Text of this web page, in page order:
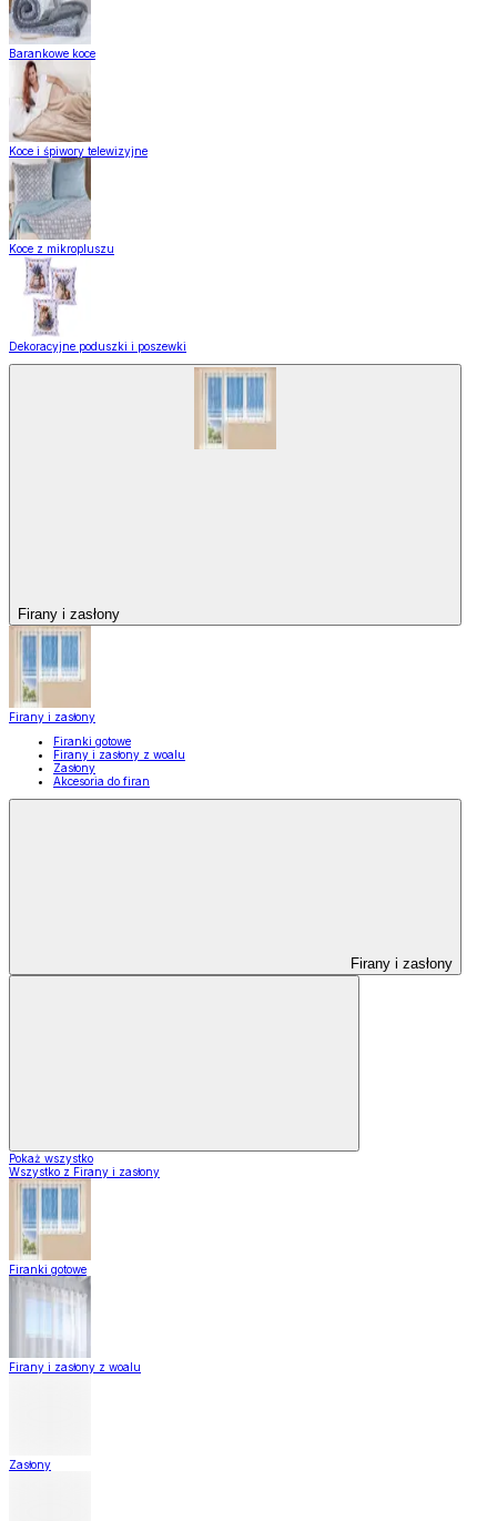
Barankowe koce
Koce i śpiwory telewizyjne
Koce z mikropluszu
Dekoracyjne poduszki i poszewki
Firany i zasłony
Firany i zasłony
Firanki gotowe
Firany i zasłony z woalu
Zasłony
Akcesoria do firan
Firany i zasłony
Pokaż wszystko
Wszystko z Firany i zasłony
Firanki gotowe
Firany i zasłony z woalu
Zasłony